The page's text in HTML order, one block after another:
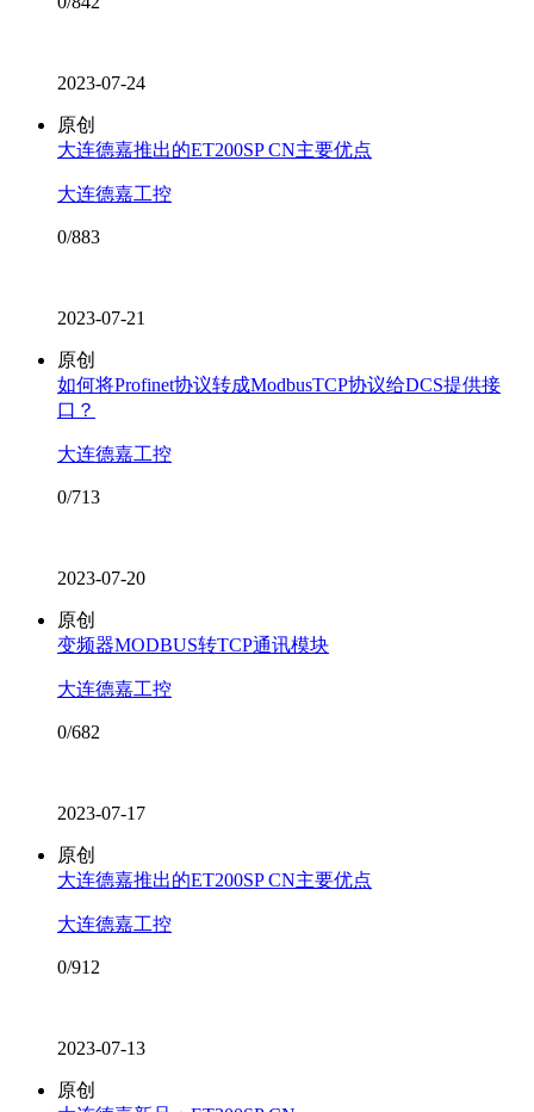
2023-07-24
原创
大连德嘉推出的ET200SP CN主要优点
大连德嘉工控
0/883
2023-07-21
原创
如何将Profinet协议转成ModbusTCP协议给DCS提供接
口？
大连德嘉工控
0/713
2023-07-20
原创
变频器MODBUS转TCP通讯模块
大连德嘉工控
0/682
2023-07-17
原创
大连德嘉推出的ET200SP CN主要优点
大连德嘉工控
0/912
2023-07-13
原创